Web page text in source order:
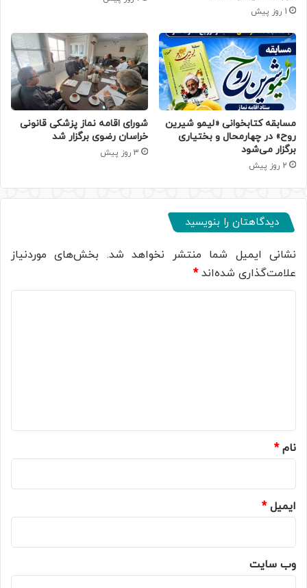
1 روز پیش
مسابقه کتابخوانی «لیمو شیرین
روح» در چهارمحال و بختیاری
برگزار می‌شود
2 روز پیش
شورای اقامه نماز پزشکی قانونی
خراسان رضوی برگزار شد
3 روز پیش
دیدگاهتان را بنویسید
نشانی ایمیل شما منتشر نخواهد شد. بخش‌های موردنیاز
علامت‌گذاری شده‌اند*
نام*
ایمیل*
وب‌ سایت